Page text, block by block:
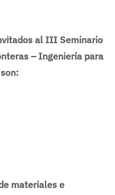
al III Seminario
– Ingeniería para
materiales e